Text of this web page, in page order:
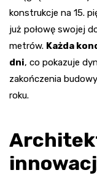
konstrukcje na 15.
już połowę swojej
metrów. Każda
dni, co pokazuje
zakończenia
roku.